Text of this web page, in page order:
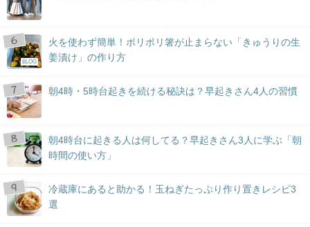
BLOG
火を使わず簡単！ポリポリ箸が止まらない「きゅうりの生
姜漬け」の作り方
朝4時・5時台起きを続ける秘訣は？早起きさん4人の習慣
朝4時台に起きる人は何してる？早起きさん3人に学ぶ「朝
時間の使い方」
冷蔵庫にあると助かる！玉ねぎたっぷり作り置きレシピ3
選